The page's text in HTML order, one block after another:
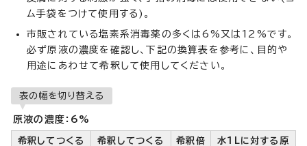
ム手袋をつけて使用する)。
市販されている塩素系消毒薬の多くは6%又は12%です。
必ず原液の濃度を確認し、下記の換算表を参考に、目的や
用途にあわせて希釈して使用してください。
表の幅を切り替える
原液の濃度：6%
希釈してつくる
希釈してつくる
希釈倍
水1Lに対する原